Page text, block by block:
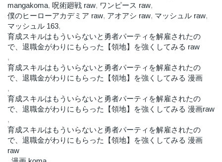
mangakoma, 呪術廻戦 raw, ワンピース raw,
僕のヒーローアカデミア raw, アオアシ raw, マッシュル raw,
マッシュル 163,
育成スキルはもういらないと勇者パーティを解雇されたの
で、退職金がわりにもらった【領地】を強くしてみる raw
,
育成スキルはもういらないと勇者パーティを解雇されたの
で、退職金がわりにもらった【領地】を強くしてみる 漫画
,
育成スキルはもういらないと勇者パーティを解雇されたの
で、退職金がわりにもらった【領地】を強くしてみる 漫画raw
,
育成スキルはもういらないと勇者パーティを解雇されたの
で、退職金がわりにもらった【領地】を強くしてみる 漫画
raw